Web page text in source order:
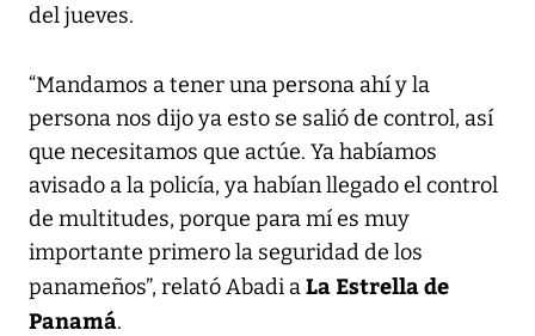
del jueves.
“Mandamos a tener una persona ahí y la
persona nos dijo ya esto se salió de control, así
que necesitamos que actúe. Ya habíamos
avisado a la policía, ya habían llegado el control
de multitudes, porque para mí es muy
importante primero la seguridad de los
panameños”, relató Abadi aLa Estrella de
Panamá.